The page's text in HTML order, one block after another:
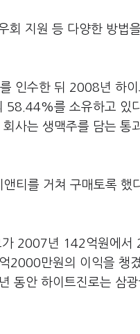
지원 등 다양한 방법
인수한 뒤 2008년 하이
58.44%를 소유하고 있
사는 생맥주를 담는 통
티를 거쳐 구매토록 했
가 2007년 142억원에
2000만원의 이익을 챙
동안 하이트진로는 삼